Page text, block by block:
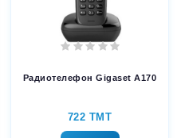
Радиотелефон Gigaset A170
722 TMT